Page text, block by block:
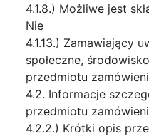
4.1.8.) Możliwe jest
Nie
4.1.13.) Zamawiający
społeczne,
przedmiotu
4.2. Informacje
przedmiotu
4.2.2.) Krótki opis